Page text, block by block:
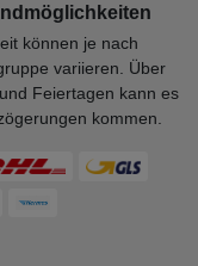
können je nach
variieren. Über
Feiertagen kann es
kommen.